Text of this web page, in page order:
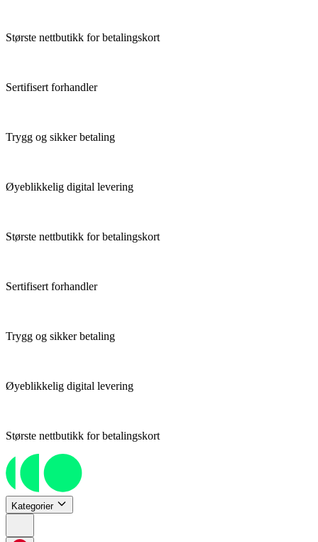
Største nettbutikk for betalingskort
Sertifisert forhandler
Trygg og sikker betaling
Øyeblikkelig digital levering
Største nettbutikk for betalingskort
Sertifisert forhandler
Trygg og sikker betaling
Øyeblikkelig digital levering
Største nettbutikk for betalingskort
Kategorier